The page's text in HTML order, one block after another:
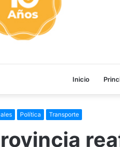
Inicio
Política Transporte